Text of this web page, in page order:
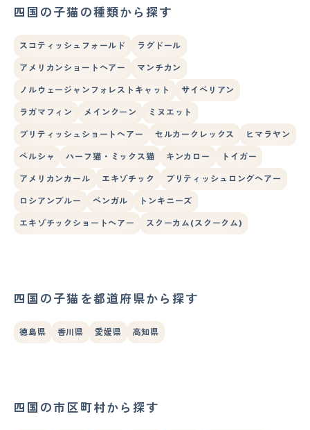
四国の子猫の種類から探す
スコティッシュフォールド ラグドール
アメリカンショートヘアー マンチカン
ノルウェージャンフォレストキャット サイベリアン
ラガマフィン メインクーン ミヌエット
ブリティッシュショートヘアー セルカークレックス ヒマラヤン
ペルシャ ハーフ猫・ミックス猫 キンカロー トイガー
アメリカンカール エキゾチック ブリティッシュロングヘアー
ロシアンブルー ベンガル トンキニーズ
エキゾチックショートヘアー スクーカム(スクークム)
四国の子猫を都道府県から探す
徳島県 香川県 愛媛県 高知県
四国の市区町村から探す